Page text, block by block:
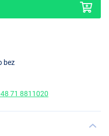
bez
71 8811020